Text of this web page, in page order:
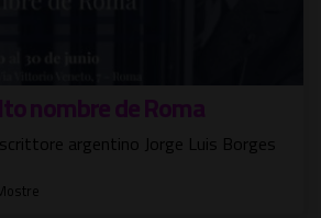
nombre de Roma
argentino Jorge Luis Borges